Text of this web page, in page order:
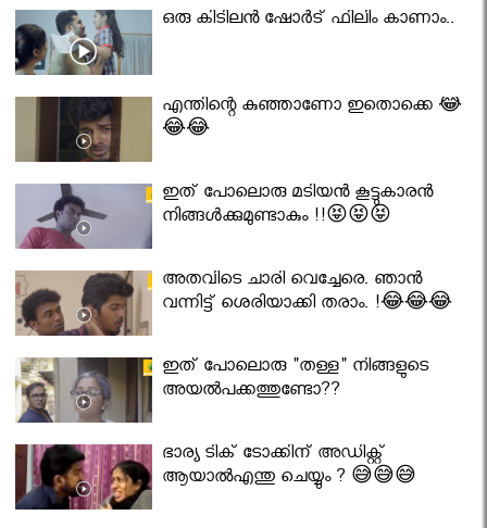
ഒരു കിടിലൻ ഷോർട് ഫിലിം കാണാം..
എന്തിന്റെ കുഞ്ഞാണോ ഇതൊക്കെ 😂
😂😂
ഇത് പോലൊരു മടിയൻ കൂട്ടുകാരൻ
നിങ്ങൾക്കുമുണ്ടാകും !!😝😝😝
അതവിടെ ചാരി വെച്ചേരെ. ഞാൻ
വന്നിട്ട് ശെരിയാക്കി തരാം. !😂😂😂
ഇത് പോലൊരു "തള്ള" നിങ്ങളുടെ
അയല്‍പക്കത്തുണ്ടോ??
ഭാര്യ ടിക് ടോക്കിന് അഡിക്റ്റ്
ആയാൽഎന്തു ചെയ്യും ? 😅😅😅